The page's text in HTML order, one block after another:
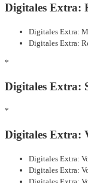
Digitales Extra:
Digitales Extra:
Digitales Extra:
*
Digitales Extra:
*
Digitales Extra:
Digitales Extra:
Digitales Extra: